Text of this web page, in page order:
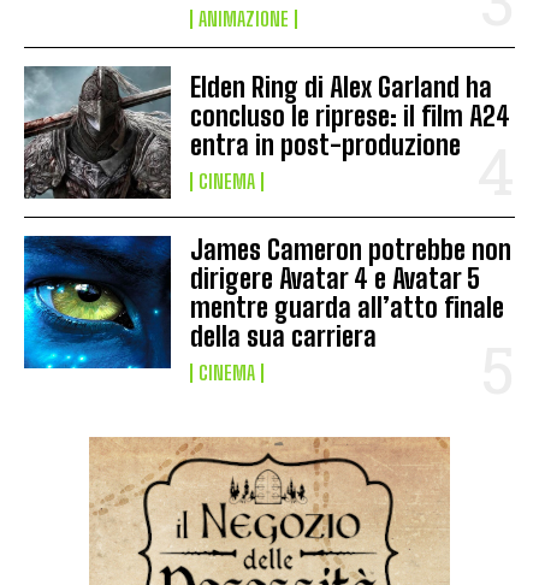
ANIMAZIONE
Elden Ring di Alex Garland ha
concluso le riprese: il film A24
entra in post-produzione
CINEMA
James Cameron potrebbe non
dirigere Avatar 4 e Avatar 5
mentre guarda all’atto finale
della sua carriera
CINEMA